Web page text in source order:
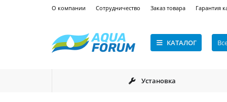
О компании Сотрудничество Заказ товара Гарантия
КАТАЛОГ
Установка